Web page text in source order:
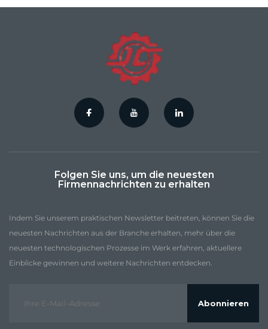
Folgen Sie uns, um die neuesten
Firmennachrichten zu erhalten
Indem Sie unserem praktischen Newsletter beitreten, können Sie die
neuesten Nachrichten aus der Branche erhalten, mehr über die
neuesten technologischen Prozesse im Werk erfahren, aktuellere
Einblicke gewinnen und weitere Nachrichten entdecken.
Abonnieren